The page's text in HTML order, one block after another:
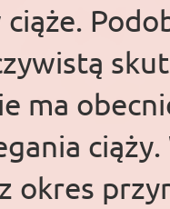
ma
okres